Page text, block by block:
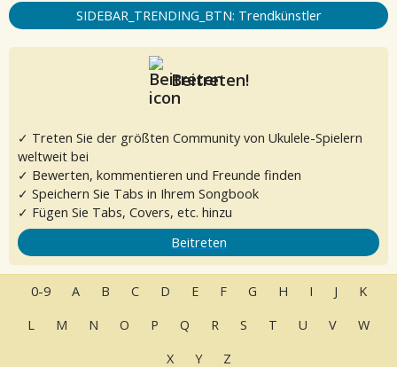
SIDEBAR_TRENDING_BTN: Trendkünstler
Beitreten!
✓ Treten Sie der größten Community von Ukulele-Spielern
weltweit bei
✓ Bewerten, kommentieren und Freunde finden
✓ Speichern Sie Tabs in Ihrem Songbook
✓ Fügen Sie Tabs, Covers, etc. hinzu
Beitreten
0-9 A B C D E F G H I J
K
L
M N O P Q R S T U V
W
X
Y Z